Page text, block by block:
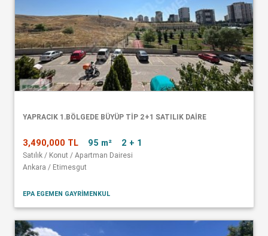
YAPRACIK 1.BÖLGEDE BÜYÜP TİP 2+1 SATILIK DAİRE
3,490,000 TL 95 m² 2 + 1
Satılık / Konut / Apartman Dairesi
Ankara / Etimesgut
EPA EGEMEN GAYRİMENKUL